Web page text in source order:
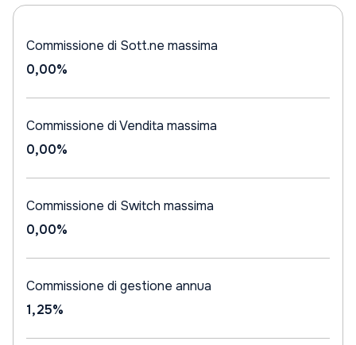
Commissione di Sott.ne massima
0,00%
Commissione di Vendita massima
0,00%
Commissione di Switch massima
0,00%
Commissione di gestione annua
1,25%